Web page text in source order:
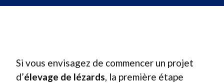
Si vous envisagez de commencer un projet
d’élevage de lézards, la première étape